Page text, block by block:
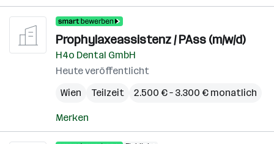
Prophylaxeassistenz / PAss (m/w/d)
H4o Dental GmbH
Heute veröffentlicht
Wien
Teilzeit 2.500 € – 3.300 € monatlich
Merken